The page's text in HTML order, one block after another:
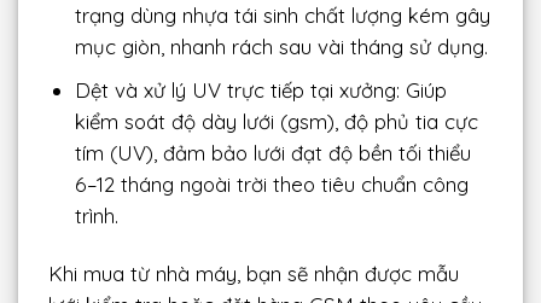
trạng dùng nhựa tái sinh chất lượng kém gây
mục giòn, nhanh rách sau vài tháng sử dụng.
Dệt và xử lý UV trực tiếp tại xưởng: Giúp
kiểm soát độ dày lưới (gsm), độ phủ tia cực
tím (UV), đảm bảo lưới đạt độ bền tối thiểu
6–12 tháng ngoài trời theo tiêu chuẩn công
trình.
Khi mua từ nhà máy, bạn sẽ nhận được mẫu